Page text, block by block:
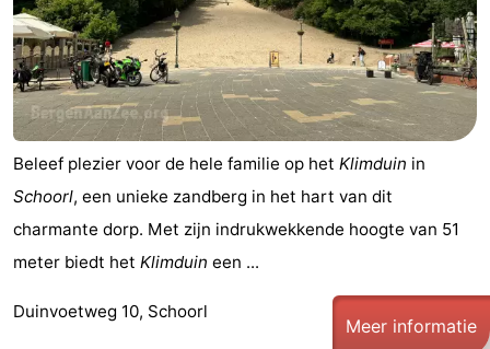
Beleef plezier voor de hele familie op het Klimduin in
Schoorl, een unieke zandberg in het hart van dit
charmante dorp. Met zijn indrukwekkende hoogte van 51
meter biedt het Klimduin een ...
Duinvoetweg 10, Schoorl
Meer informatie